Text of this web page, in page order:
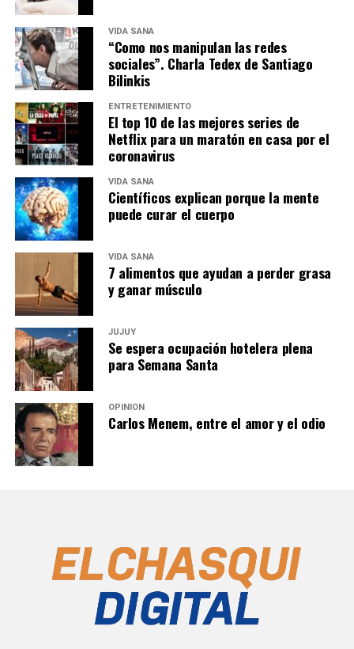
VIDA SANA
“Como nos manipulan las redes
sociales”. Charla Tedex de Santiago
Bilinkis
ENTRETENIMIENTO
El top 10 de las mejores series de
Netflix para un maratón en casa por el
coronavirus
VIDA SANA
Científicos explican porque la mente
puede curar el cuerpo
VIDA SANA
7 alimentos que ayudan a perder grasa
y ganar músculo
JUJUY
Se espera ocupación hotelera plena
para Semana Santa
OPINIÓN
Carlos Menem, entre el amor y el odio